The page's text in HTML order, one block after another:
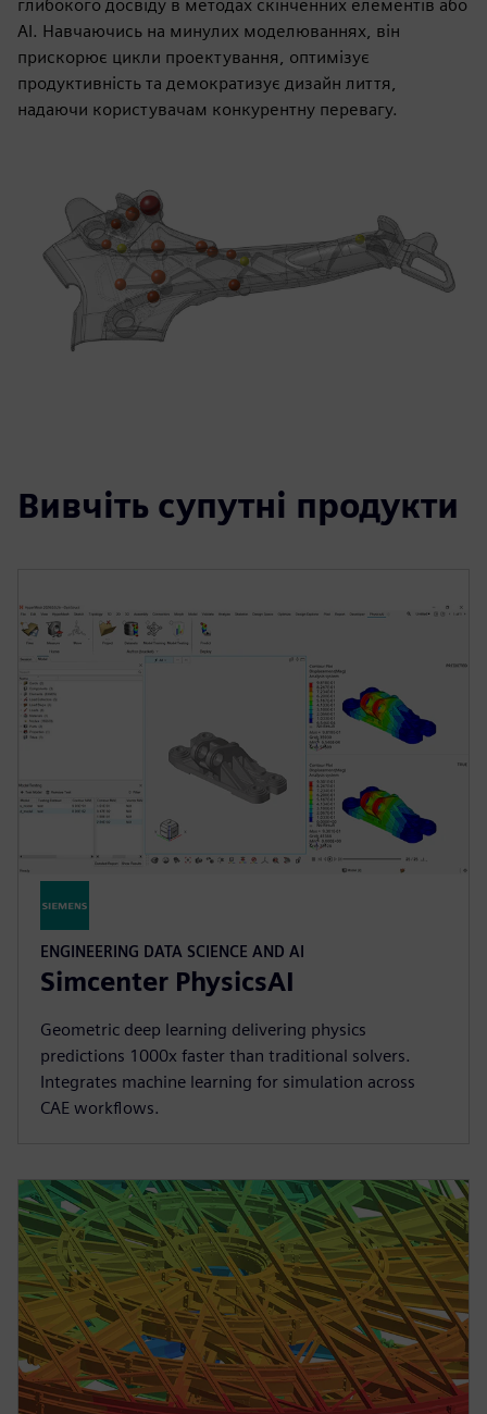
глибокого досвіду в методах скінченних елементів або
AI. Навчаючись на минулих моделюваннях, він
прискорює цикли проектування, оптимізує
продуктивність та демократизує дизайн лиття,
надаючи користувачам конкурентну перевагу.
Вивчіть супутні продукти
ENGINEERING DATA SCIENCE AND AI
Simcenter PhysicsAI
Geometric deep learning delivering physics
predictions 1000x faster than traditional solvers.
Integrates machine learning for simulation across
CAE workflows.